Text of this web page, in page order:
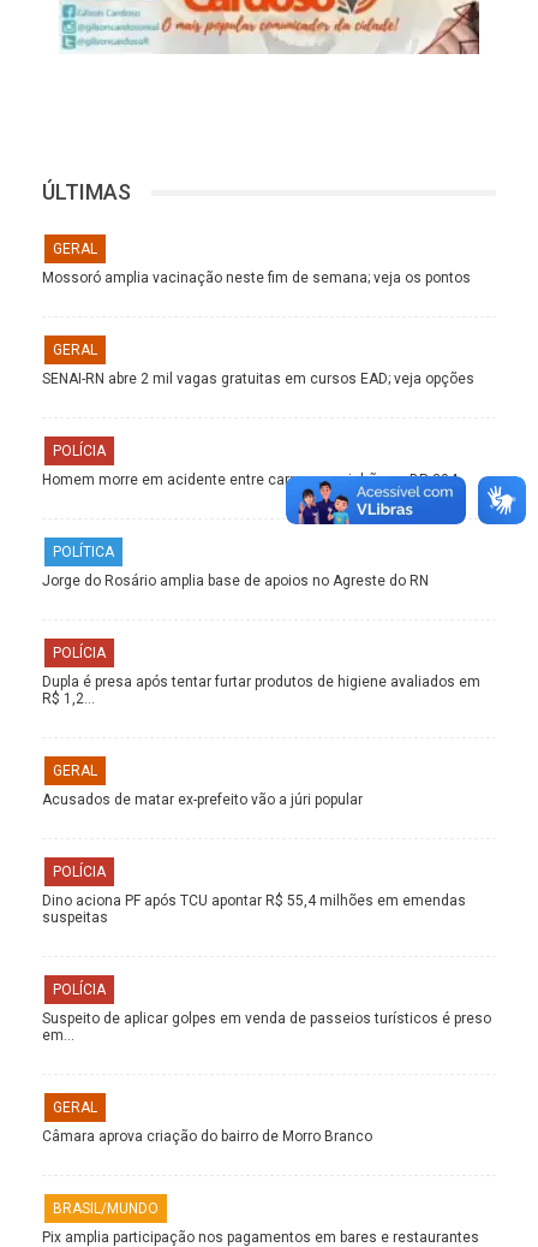
ÚLTIMAS
GERAL
Mossoró amplia vacinação neste fim de semana; veja os pontos
GERAL
SENAI-RN abre 2 mil vagas gratuitas em cursos EAD; veja opções
POLÍCIA
Homem morre em acidente entre carro e caminhão na BR-304
POLÍTICA
Jorge do Rosário amplia base de apoios no Agreste do RN
POLÍCIA
Dupla é presa após tentar furtar produtos de higiene avaliados em
R$ 1,2…
GERAL
Acusados de matar ex-prefeito vão a júri popular
POLÍCIA
Dino aciona PF após TCU apontar R$ 55,4 milhões em emendas
suspeitas
POLÍCIA
Suspeito de aplicar golpes em venda de passeios turísticos é preso
em…
GERAL
Câmara aprova criação do bairro de Morro Branco
BRASIL/MUNDO
Pix amplia participação nos pagamentos em bares e restaurantes